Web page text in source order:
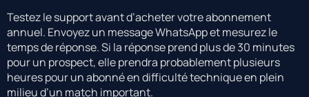
Testez le support avant d’acheter votre abonnement
annuel. Envoyez un message WhatsApp et mesurez le
temps de réponse. Si la réponse prend plus de 30 minutes
pour un prospect, elle prendra probablement plusieurs
heures pour un abonné en difficulté technique en plein
milieu d’un match important.